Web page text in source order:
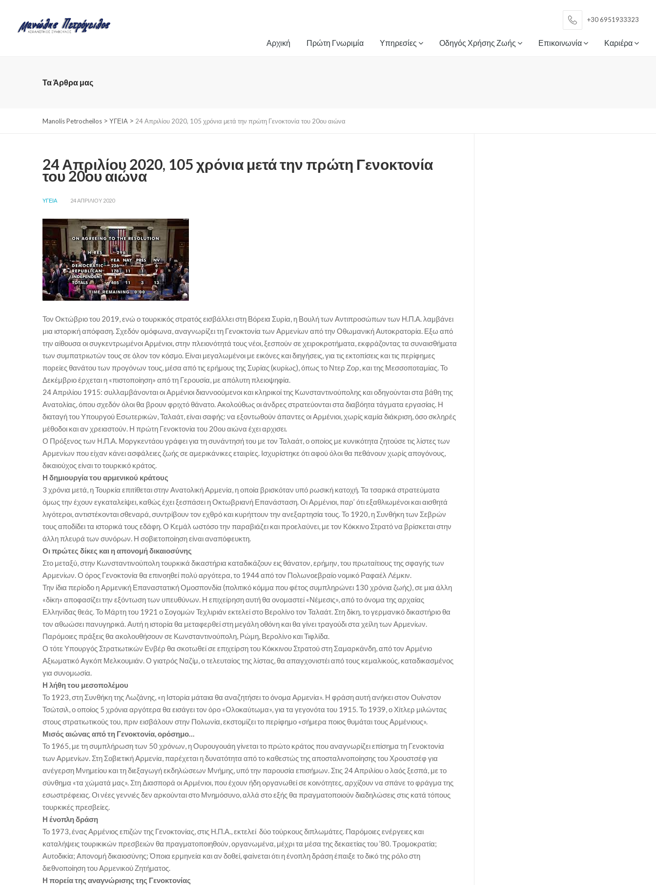
Αρχική Πρώτη Γνωριμία Υπηρεσίες Οδηγός Χρήσης Ζωής Επικοινωνία Καριέρα
+30 6951933323
Τα Άρθρα μας
Manolis Petrocheilos > ΥΓΕΙΑ > 24 Απριλίου 2020, 105 χρόνια μετά την πρώτη Γενοκτονία του 20ου αιώνα
24 Απριλίου 2020, 105 χρόνια μετά την πρώτη Γενοκτονία
του 20ου αιώνα
ΥΓΕΙΑ 24 ΑΠΡΙΛΊΟΥ 2020
Τον Οκτώβριο του 2019, ενώ ο τουρκικός στρατός εισβάλλει στη Βόρεια Συρία, η Βουλή των Αντιπροσώπων των Η.Π.Α. λαμβάνει
μια ιστορική απόφαση. Σχεδόν ομόφωνα, αναγνωρίζει τη Γενοκτονία των Αρμενίων από την Οθωμανική Αυτοκρατορία. Εξω από
την αίθουσα οι συγκεντρωμένοι Αρμένιοι, στην πλειονότητά τους νέοι, ξεσπούν σε χειροκροτήματα, εκφράζοντας τα συναισθήματα
των συμπατριωτών τους σε όλον τον κόσμο. Είναι μεγαλωμένοι με εικόνες και διηγήσεις, για τις εκτοπίσεις και τις περίφημες
πορείες θανάτου των προγόνων τους, μέσα από τις ερήμους της Συρίας (κυρίως), όπως το Ντερ Ζορ, και της Μεσσοποταμίας. Το
Δεκέμβριο έρχεται η «πιστοποίηση» από τη Γερουσία, με απόλυτη πλειοψηφία.
24 Απριλίου 1915: συλλαμβάνονται οι Αρμένιοι διαννοούμενοι και κληρικοί της Κωνσταντινούπολης και οδηγούνται στα βάθη της
Ανατολίας, όπου σχεδόν όλοι θα βρουν φριχτό θάνατο. Ακολούθως οι άνδρες στρατεύονται στα διαβόητα τάγματα εργασίας. Η
διαταγή του Υπουργού Εσωτερικών, Ταλαάτ, είναι σαφής: να εξοντωθούν άπαντες οι Αρμένιοι, χωρίς καμία διάκριση, όσο σκληρές
μέθοδοι και αν χρειαστούν. Η πρώτη Γενοκτονία του 20ου αιώνα έχει αρχισει.
Ο Πρόξενος των Η.Π.Α. Μοργκεντάου γράφει για τη συνάντησή του με τον Ταλαάτ, ο οποίος με κυνικότητα ζητούσε τις λίστες των
Αρμενίων που είχαν κάνει ασφάλειες ζωής σε αμερικάνικες εταιρίες. Ισχυρίστηκε ότι αφού όλοι θα πεθάνουν χωρίς απογόνους,
δικαιούχος είναι το τουρκικό κράτος.
Η δημιουργία του αρμενικού κράτους
3 χρόνια μετά, η Τουρκία επιτίθεται στην Ανατολική Αρμενία, η οποία βρισκόταν υπό ρωσική κατοχή. Τα τσαρικά στρατεύματα
όμως την έχουν εγκαταλείψει, καθώς έχει ξεσπάσει η Οκτωβριανή Επανάσταση. Οι Αρμένιοι, παρ’ ότι εξαθλιωμένοι και αισθητά
λιγότεροι, αντιστέκονται σθεναρά, συντρίβουν τον εχθρό και κυρήττουν την ανεξαρτησία τους. Το 1920, η Συνθήκη των Σεβρών
τους αποδίδει τα ιστορικά τους εδάφη. Ο Κεμάλ ωστόσο την παραβιάζει και προελαύνει, με τον Κόκκινο Στρατό να βρίσκεται στην
άλλη πλευρά των συνόρων. Η σοβιετοποίηση είναι αναπόφευκτη.
Οι πρώτες δίκες και η απονομή δικαιοσύνης
Στο μεταξύ, στην Κωνσταντινούπολη τουρκικά δικαστήρια καταδικάζουν εις θάνατον, ερήμην, του πρωταίτιους της σφαγής των
Αρμενίων. Ο όρος Γενοκτονία θα επινοηθεί πολύ αργότερα, το 1944 από τον Πολωνοεβραίο νομικό Ραφαέλ Λέμκιν.
Την ίδια περίοδο η Αρμενική Επαναστατική Ομοσπονδία (πολιτικό κόμμα που φέτος συμπληρώνει 130 χρόνια ζωής), σε μια άλλη
«δίκη» αποφασίζει την εξόντωση των υπευθύνων. Η επιχείρηση αυτή θα ονομαστεί «Νέμεσις», από το όνομα της αρχαίας
Ελληνίδας θεάς. Το Μάρτη του 1921 ο Σογομών Τεχλιριάν εκτελεί στο Βερολίνο τον Ταλαάτ. Στη δίκη, το γερμανικό δικαστήριο θα
τον αθωώσει πανυγηρικά. Αυτή η ιστορία θα μεταφερθεί στη μεγάλη οθόνη και θα γίνει τραγούδι στα χείλη των Αρμενίων.
Παρόμοιες πράξεις θα ακολουθήσουν σε Κωνσταντινούπολη, Ρώμη, Βερολίνο και Τιφλίδα.
Ο τότε Υπουργός Στρατιωτικών Ενβέρ θα σκοτωθεί σε επιχείρση του Κόκκινου Στρατού στη Σαμαρκάνδη, από τον Αρμένιο
Αξιωματικό Αγκόπ Μελκουμιάν. Ο γιατρός Ναζίμ, ο τελευταίος της λίστας, θα απαγχονιστέι από τους κεμαλικούς, καταδικασμένος
για συνομωσία.
Η λήθη του μεσοπολέμου
Το 1923, στη Συνθήκη της Λωζάνης, «η Ιστορία μάταια θα αναζητήσει το όνομα Αρμενία». Η φράση αυτή ανήκει στον Ουίνστον
Τσώτσιλ, ο οποίος 5 χρόνια αργότερα θα εισάγει τον όρο «Ολοκαύτωμα», για τα γεγονότα του 1915. Το 1939, ο Χίτλερ μιλώντας
στους στρατιωτικούς του, πριν εισβάλουν στην Πολωνία, εκστομίζει το περίφημο «σήμερα ποιος θυμάται τους Αρμένιους».
Μισός αιώνας από τη Γενοκτονία, ορόσημο…
Το 1965, με τη συμπλήρωση των 50 χρόνων, η Ουρουγουάη γίνεται το πρώτο κράτος που αναγνωρίζει επίσημα τη Γενοκτονία
των Αρμενίων. Στη Σοβιετική Αρμενία, παρέχεται η δυνατότητα από το καθεστώς της αποσταλινοποίησης του Χρουστσέφ για
ανέγερση Μνημείου και τη διεξαγωγή εκδηλώσεων Μνήμης, υπό την παρουσία επισήμων. Στις 24 Απριλίου ο λαός ξεσπά, με το
σύνθημα «τα χώματά μας». Στη Διασπορά οι Αρμένιοι, που έχουν ήδη οργανωθεί σε κοινότητες, αρχίζουν να σπάνε το φράγμα της
εσωστρέφειας. Οι νέες γεννιές δεν αρκούνται στο Μνημόσυνο, αλλά στο εξής θα πραγματοποιούν διαδηλώσεις στις κατά τόπους
τουρκικές πρεσβείες.
Η ένοπλη δράση
Το 1973, ένας Αρμένιος επιζών της Γενοκτονίας, στις Η.Π.Α., εκτελεί δύο τούρκους διπλωμάτες. Παρόμοιες ενέργειες και
καταλήψεις τουρικικών πρεσβειών θα πραγματοποιηθούν, οργανωμένα, μέχρι τα μέσα της δεκαετίας του ’80. Τρομοκρατία;
Αυτοδικία; Απονομή δικαιοσύνης; Όποια ερμηνεία και αν δοθεί, φαίνεται ότι η ένοπλη δράση έπαιξε το δικό της ρόλο στη
διεθνοποίηση του Αρμενικού Ζητήματος.
Η πορεία της αναγνώρισης της Γενοκτονίας